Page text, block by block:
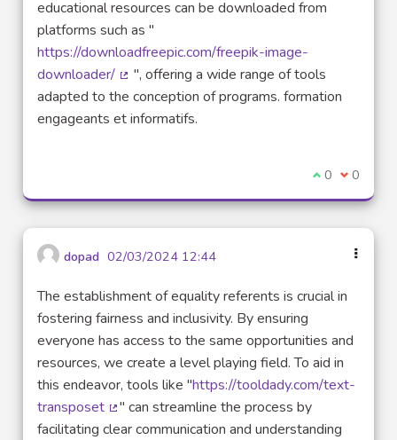
educational resources can be downloaded from
platforms such as "
https://downloadfreepic.com/freepik-image-
downloader/
(Lien externe)
", offering a wide range of tools
adapted to the conception of programs. formation
engageants et informatifs.
Je suis
0 Je ne
0
dopad 02/03/2024 12:44
The establishment of equality referents is crucial in
fostering fairness and inclusivity. By ensuring
everyone has access to the same opportunities and
resources, we create a level playing field. To aid in
this endeavor, tools like "https://tooldady.com/text-
transposet
(Lien externe)
" can streamline the process by
facilitating clear communication and understanding